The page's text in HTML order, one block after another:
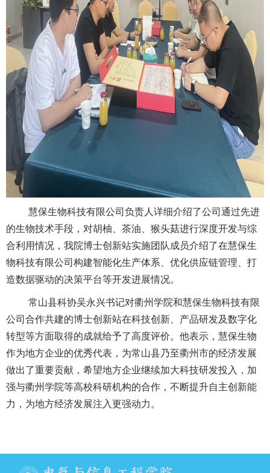
慧保生物科技有限公司负责人详细介绍了公司通过先进
的生物技术手段，对胡柚、茶油、猴头菇进行深度开发与综
合利用情况 ， 我院博士创新站实施团队 成员介绍了在慧保生
物科技有限公司构建智能化生产体系、优化供应链管理、打
造数据驱动的决策平台等开发进展情况。
常山县科协吴永兴书记对衢州学院和慧保生物科技有限
公司合作共建的博士创新站在科技创新、产品研发及数字化
转型等方面取得的成就给予了高度评价。 他表示，慧保生物
作为地方企业的优秀代表，为常山县乃至衢州市的经济发展
做出了重要贡献 ，希望地方企业继续加大科技研发投入，加
强与衢州学院等高校科研机构的合作，不断提升自主创新能
力，为地方经济发展注入更强动力。